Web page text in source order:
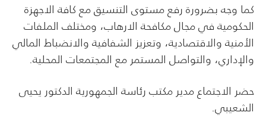
كما وجه بضرورة رفع مستوى التنسيق مع كافة الاجهزة
الحكومية في مجال مكافحة الارهاب، ومختلف الملفات
الأمنية والاقتصادية، وتعزيز الشفافية والانضباط المالي
والإداري، والتواصل المستمر مع المجتمعات المحلية.
حضر الاجتماع مدير مكتب رئاسة الجمهورية الدكتور يحيى
الشعيبي.